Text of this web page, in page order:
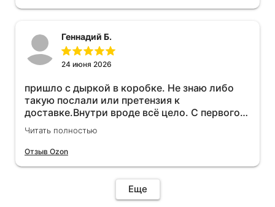
Геннадий Б.
24 июня 2026
пришло с дыркой в коробке. Не знаю либо
такую послали или претензия к
доставке.Внутри вроде всё цело. С первого
раза установить не получается не знаю
может интернет дурит. Четыре звёзды за
упаковку с дыркой.Как опробую дополню
иначе не качает без него. Как поставил сразу
всё установилось по работе устройства
Читать полностью
Отзыв Ozon
Еще